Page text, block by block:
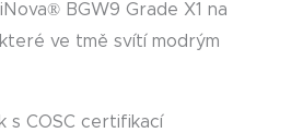
BGW9 Grade X1 na
ve tmě svítí modrým
s COSC certifikací